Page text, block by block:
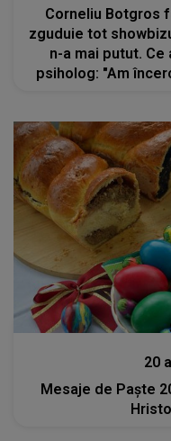
Corneliu Botgros
zguduie tot
n-a mai putut.
psiholog: "Am
20
Mesaje de Paşte